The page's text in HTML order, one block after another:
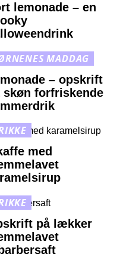
lemonade – en
MADDAG
– opskrift
skøn forfriskende
med
på lækker